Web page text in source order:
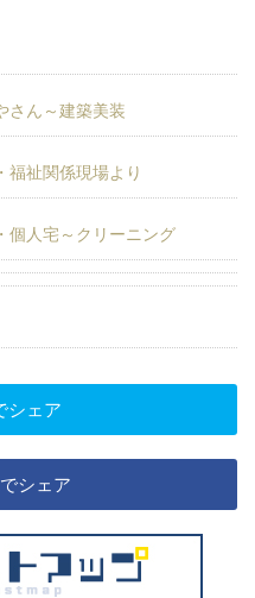
さん～建築美装
祉関係現場より
人宅～クリーニング
シェア
シェア